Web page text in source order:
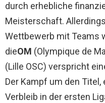
durch erhebliche
Meisterschaft.
Wettbewerb mit Teams
dieOM (Olympique de
(Lille OSC) verspricht
Der Kampf um den
Verbleib in der ersten